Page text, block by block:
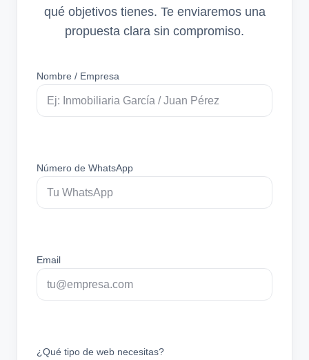
qué objetivos tienes. Te enviaremos una
propuesta clara sin compromiso.
Nombre / Empresa
Número de WhatsApp
Email
¿Qué tipo de web necesitas?